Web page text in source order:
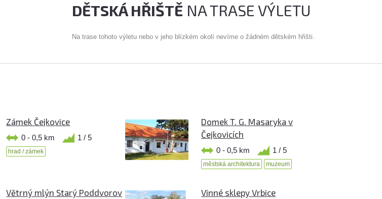
DĚTSKÁ HŘIŠTĚ NA TRASE VÝLETU
Na trase tohoto výletu nebo v jeho blízkém okolí nevíme o žádném dětském hřišti.
Zámek Čejkovice
0 - 0,5 km 1 / 5
hrad / zámek
Domek T. G. Masaryka v
Čejkovicích
0 - 0,5 km 1 / 5
městská architektura muzeum
Větrný mlýn Starý Poddvorov Vinné sklepy Vrbice